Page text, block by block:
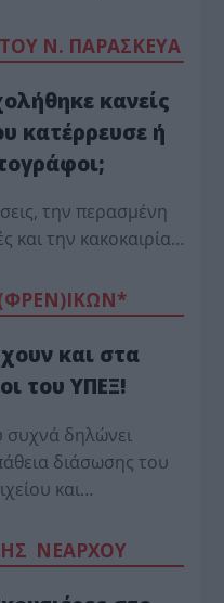
Ν. ΠΑΡΑΣΚΕΥΑ
κανείς
κατέρρευσε ή
την περασμένη
και την κακοκαιρία…
και στα
του ΥΠΕΞ!
δηλώνει
διάσωσης του
και…
ΝΕΑΡΧΟΥ